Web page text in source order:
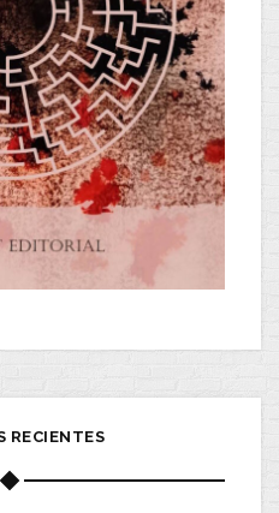
RECIENTES